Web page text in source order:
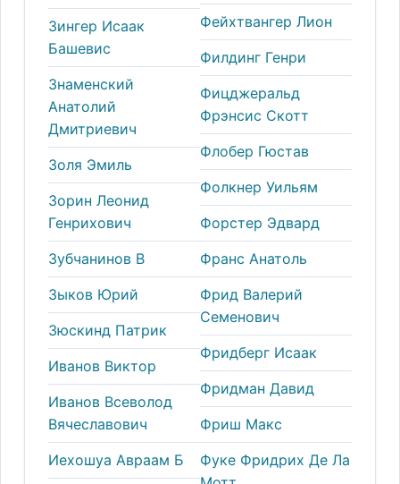
Зингер Исаак
Башевис
Знаменский
Анатолий
Дмитриевич
Золя Эмиль
Зорин Леонид
Генрихович
Зубчанинов В
Зыков Юрий
Зюскинд Патрик
Иванов Виктор
Иванов Всеволод
Вячеславович
Иехошуа Авраам Б
Фейхтвангер Лион
Филдинг Генри
Фицджеральд
Фрэнсис Скотт
Флобер Гюстав
Фолкнер Уильям
Форстер Эдвард
Франс Анатоль
Фрид Валерий
Семенович
Фридберг Исаак
Фридман Давид
Фриш Макс
Фуке Фридрих Де Ла